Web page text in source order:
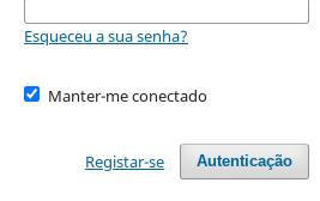
Esqueceu a sua senha?
Manter-me conectado
Autenticação
Registar-se